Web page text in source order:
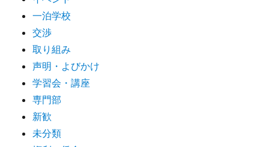
一泊学校
交渉
取り組み
声明・よびかけ
学習会・講座
専門部
新歓
未分類